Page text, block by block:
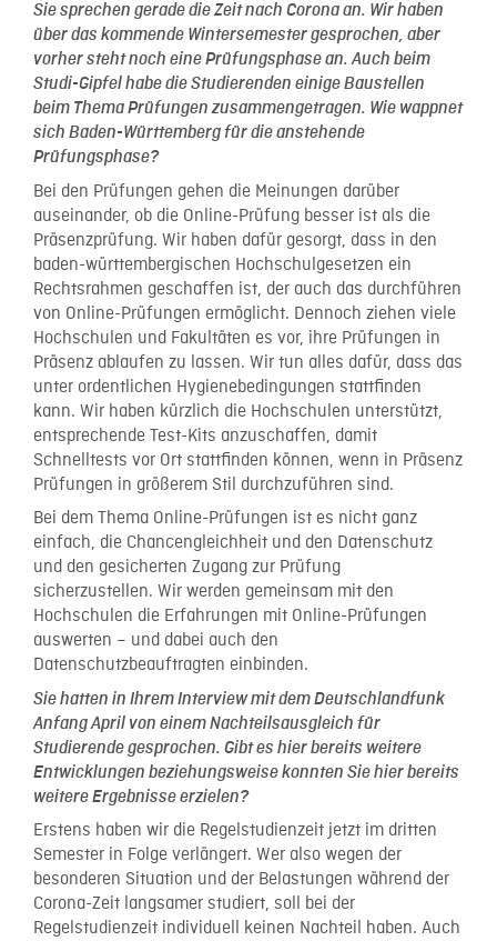
Sie sprechen gerade die Zeit nach Corona an. Wir haben
über das kommende Wintersemester gesprochen, aber
vorher steht noch eine Prüfungsphase an. Auch beim
Studi-Gipfel habe die Studierenden einige Baustellen
beim Thema Prüfungen zusammengetragen. Wie wappnet
sich Baden-Württemberg für die anstehende
Prüfungsphase?
Bei den Prüfungen gehen die Meinungen darüber
auseinander, ob die Online-Prüfung besser ist als die
Präsenzprüfung. Wir haben dafür gesorgt, dass in den
baden-württembergischen Hochschulgesetzen ein
Rechtsrahmen geschaffen ist, der auch das durchführen
von Online-Prüfungen ermöglicht. Dennoch ziehen viele
Hochschulen und Fakultäten es vor, ihre Prüfungen in
Präsenz ablaufen zu lassen. Wir tun alles dafür, dass das
unter ordentlichen Hygienebedingungen stattfinden
kann. Wir haben kürzlich die Hochschulen unterstützt,
entsprechende Test-Kits anzuschaffen, damit
Schnelltests vor Ort stattfinden können, wenn in Präsenz
Prüfungen in größerem Stil durchzuführen sind.
Bei dem Thema Online-Prüfungen ist es nicht ganz
einfach, die Chancengleichheit und den Datenschutz
und den gesicherten Zugang zur Prüfung
sicherzustellen. Wir werden gemeinsam mit den
Hochschulen die Erfahrungen mit Online-Prüfungen
auswerten – und dabei auch den
Datenschutzbeauftragten einbinden.
Sie hatten in Ihrem Interview mit dem Deutschlandfunk
Anfang April von einem Nachteilsausgleich für
Studierende gesprochen. Gibt es hier bereits weitere
Entwicklungen beziehungsweise konnten Sie hier bereits
weitere Ergebnisse erzielen?
Erstens haben wir die Regelstudienzeit jetzt im dritten
Semester in Folge verlängert. Wer also wegen der
besonderen Situation und der Belastungen während der
Corona-Zeit langsamer studiert, soll bei der
Regelstudienzeit individuell keinen Nachteil haben. Auch